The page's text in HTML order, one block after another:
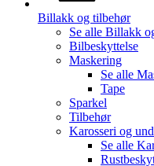
Billakk og tilbehør
Se alle Billakk
Bilbeskyttelse
Maskering
Se alle
Tape
Sparkel
Tilbehør
Karosseri og
Se alle